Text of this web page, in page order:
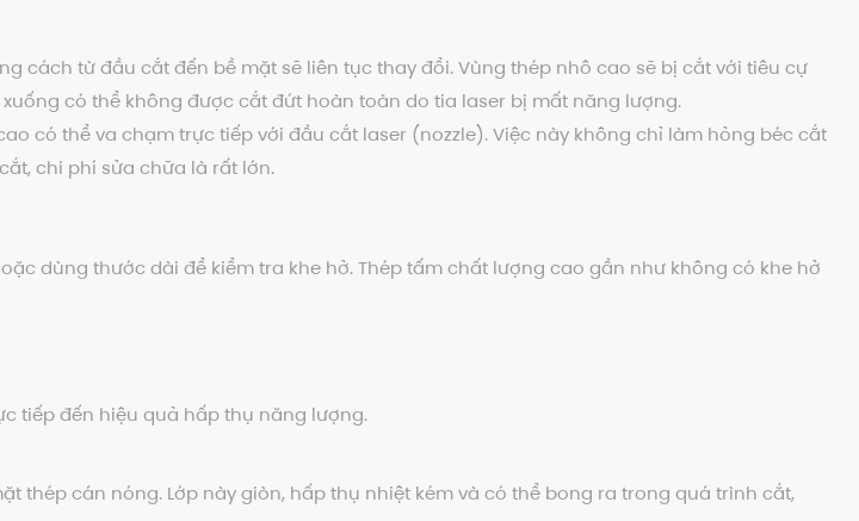
cách từ đầu cắt đến bề mặt sẽ liên tục thay đổi. Vùng thép nhô cao sẽ bị cắt với tiêu cự
xuống có thể không được cắt đứt hoàn toàn do tia laser bị mất năng lượng.
có thể va chạm trực tiếp với đầu cắt laser (nozzle). Việc này không chỉ làm hỏng béc cắt
chi phí sửa chữa là rất lớn.
dùng thước dài để kiểm tra khe hở. Thép tấm chất lượng cao gần như không có khe hở
tiếp đến hiệu quả hấp thụ năng lượng.
thép cán nóng. Lớp này giòn, hấp thụ nhiệt kém và có thể bong ra trong quá trình cắt,